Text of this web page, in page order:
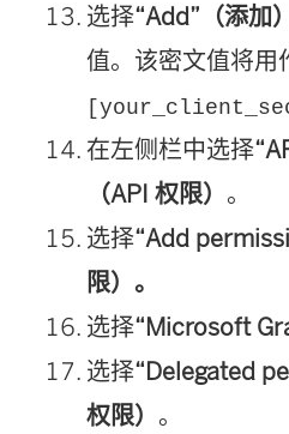
选择“Add”（添加）
值。该密文值将用
在左侧栏中选择
（API 权限） 。
选择“Add
限）。
选择“Microsoft
选择“Delegated
权限） 。